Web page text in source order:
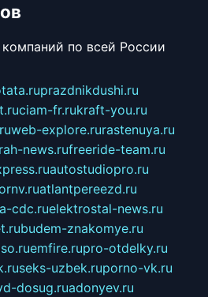
по всей России
prazdnikdushi.ru
ciam-fr.rukraft-you.ru
web-explore.rurastenuya.ru
news.rufreeride-team.ru
autostudiopro.ru
atlantpereezd.ru
a-cdc.ruelektrostal-news.ru
budem-znakomye.ru
emfire.rupro-otdelky.ru
seks-uzbek.ruporno-vk.ru
dosug.ruadonyev.ru